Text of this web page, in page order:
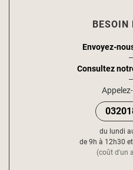
BESOIN
Envoyez-
Consultez
du lundi
de 9h à 12h30
(coût d'un